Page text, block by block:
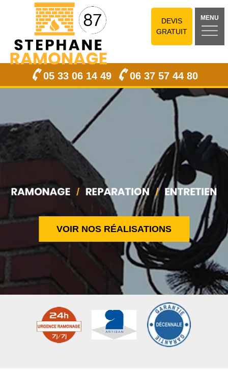
DEVIS
GRATUIT
MENU
05 33 06 14 49 06 37 57 44 80
VOIR NOS RÉALISATIONS